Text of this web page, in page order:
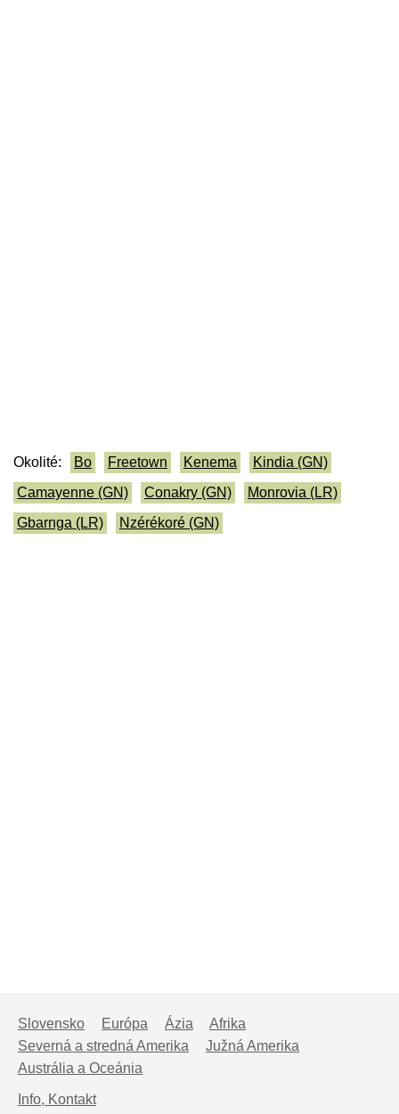
Okolité: Bo Freetown Kenema
Kindia (GN)
Camayenne (GN)
Conakry (GN)
Monrovia (LR)
Gbarnga (LR)
Nzérékoré (GN)
Slovensko Európa Ázia
Afrika
Severná a stredná Amerika
Južná Amerika
Austrália a Oceánia
Info, Kontakt